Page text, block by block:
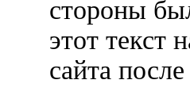
стороны
этот текст
сайта